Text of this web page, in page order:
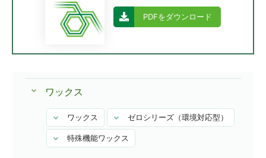
PDFをダウンロード
ワックス
ワックス ゼロシリーズ（環境対応型）
特殊機能ワックス